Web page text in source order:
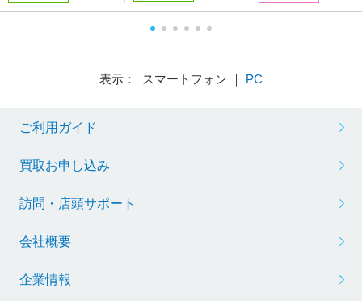
表示： スマートフォン ｜ PC
ご利用ガイド
買取お申し込み
訪問・店頭サポート
会社概要
企業情報